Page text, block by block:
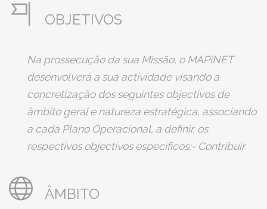
conexos, na defesa dos interesses dos seus
membros e contribuindo para a valorização e
culturais na Sociedade do Conhecimento.
OBJETIVOS
Na prossecução da sua Missão, o MAPiNET
desenvolverá a sua actividade visando a
concretização dos seguintes objectivos de
âmbito geral e natureza estratégica, associando
a cada Plano Operacional, a definir, os
respectivos objectivos específicos;- Contribuir
direitos de propriedade e exploração
económica de obras compreendidas no direito
ÂMBITO